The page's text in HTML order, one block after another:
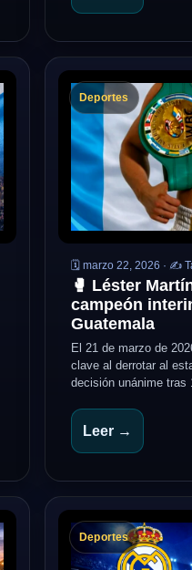
Deportes
🗓️ marzo 22, 2026 · ✍️
🥊 Léster
campeón
Guatemala
El 21 de marzo de
clave al derrotar al
decisión unánime
Leer →
Deportes